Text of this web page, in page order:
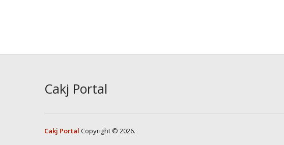
Cakj Portal
Cakj Portal Copyright © 2026.